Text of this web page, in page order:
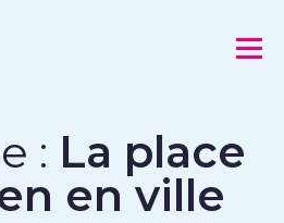
: La place
en ville